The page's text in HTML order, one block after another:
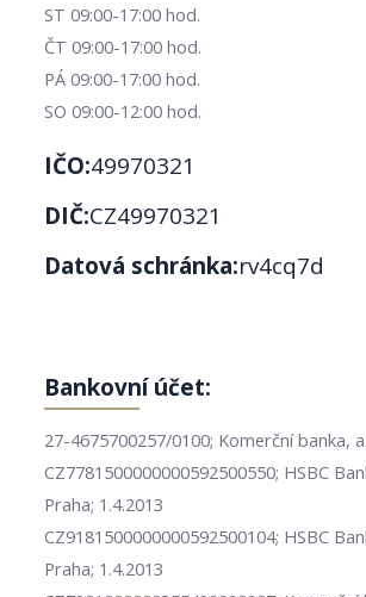
ST 09:00-17:00 hod.
ČT 09:00-17:00 hod.
PÁ 09:00-17:00 hod.
SO 09:00-12:00 hod.
IČO:49970321
DIČ:CZ49970321
Datová schránka:rv4cq7d
Bankovní účet:
27-4675700257/0100; Komerční banka,
CZ7781500000000592500550; HSBC
Praha; 1.4.2013
CZ9181500000000592500104; HSBC
Praha; 1.4.2013